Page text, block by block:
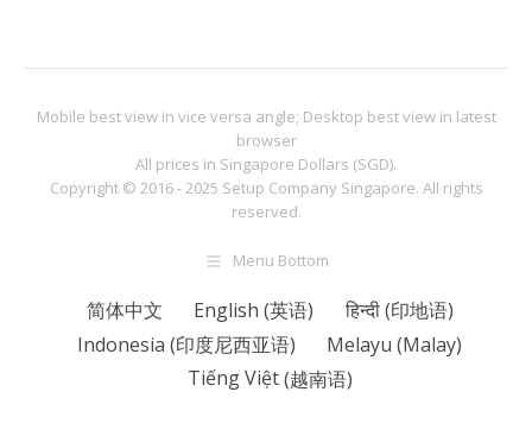
Mobile best view in vice versa angle; Desktop best view in latest
browser
All prices in Singapore Dollars (SGD).
Copyright © 2016 - 2025 Setup Company Singapore. All rights
reserved.
Menu Bottom
简体中文 English (英语) हिन्दी(印地语)
Indonesia (印度尼西亚语) Melayu (Malay)
Tiếng Việt(越南语)